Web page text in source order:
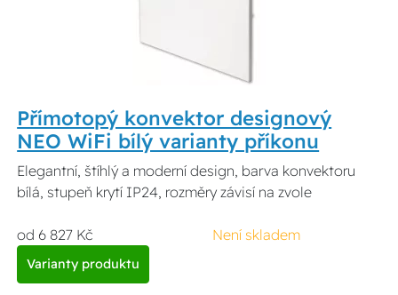
Přímotopý konvektor designový
NEO WiFi bílý varianty příkonu
Elegantní, štíhlý a moderní design, barva konvektoru
bílá, stupeň krytí IP24, rozměry závisí na zvole
od 6 827 Kč Není skladem
Varianty produktu